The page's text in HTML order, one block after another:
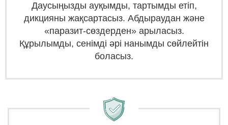
Даусыңызды ауқымды, тартымды етіп,
дикцияны жақсартасыз. Абдыраудан және
«паразит-сөздерден» арыласыз.
Құрылымды, сенімді әрі нанымды сөйлейтін
боласыз.